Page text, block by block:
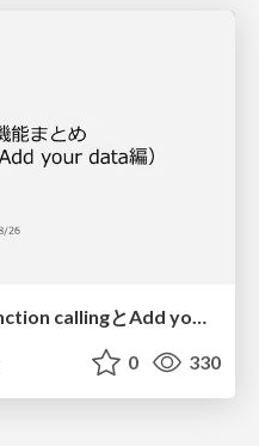
OpenAI 新機能まとめ（Function callingとAdd your data編）
0 330